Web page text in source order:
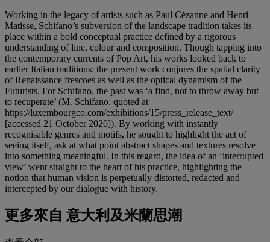
Working in the legacy of artists such as Paul Cézanne and Henri
Matisse, Schifano’s subversion of the landscape tradition takes its
place within a bold conceptual practice defined by a rigorous
understanding of line, colour and composition. Though tapping into
the contemporary currents of Pop Art, his works looked back to
earlier Italian traditions: the present work conjures the spatial clarity
of Renaissance frescoes as well as the optical dynamism of the
Futurists. For Schifano, the past was ‘a find, not to throw away but
to recuperate’ (M. Schifano, quoted at
https://luxembourgco.com/exhibitions/15/press_release_text/
[accessed 21 October 2020]). By working with instantly
recognisable genres and motifs, he sought to highlight the act of
seeing itself, ask at what point abstract shapes and textures resolve
into something meaningful. In this regard, the idea of an ‘interrupted
view’ went straight to the heart of his practice, highlighting the
notion that human vision is perpetually distorted, redacted and
intercepted by our dialogue with history.
更多來自 意大利及米蘭思潮